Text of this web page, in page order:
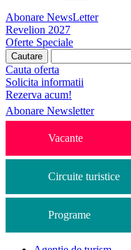
Abonare NewsLetter
Revelion 2027
Oferte Speciale
Cauta oferta
Solicita informatii
Rezerva acum!
Abonare Newsletter
Vacante
Circuite turistice
Programe